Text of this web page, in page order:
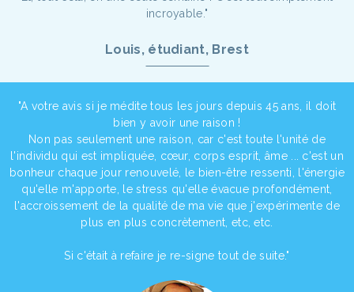
incroyable."
Louis, étudiant, Brest
"A votre avis si je médite tous les jours depuis 45 ans, il doit
bien y avoir une raison !
Non pas seulement une raison, car c'est toute l'unité de
l'individu qui est impliquée, cœur, corps esprit, âme ... c'est un
bonheur chaque jour renouvelé, le bien-être ressenti, l'énergie
qu'elle m'apporte, le stress qu'elle évacue profondément,
l'accroissement de la qualité de ma vie que j'expérimente de
plus en plus concrètement, etc, etc.
Si c'était à refaire je re-signe tout de suite."